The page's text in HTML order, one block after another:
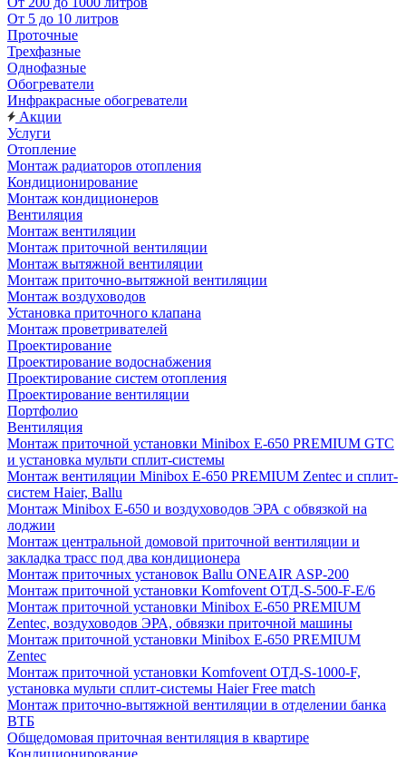
От 5 до 10 литров
Проточные
Трехфазные
Однофазные
Обогреватели
Инфракрасные обогреватели
Акции
Услуги
Отопление
Монтаж радиаторов отопления
Кондиционирование
Монтаж кондиционеров
Вентиляция
Монтаж вентиляции
Монтаж приточной вентиляции
Монтаж вытяжной вентиляции
Монтаж приточно-вытяжной вентиляции
Монтаж воздуховодов
Установка приточного клапана
Монтаж проветривателей
Проектирование
Проектирование водоснабжения
Проектирование систем отопления
Проектирование вентиляции
Портфолио
Вентиляция
Монтаж приточной установки Minibox E-650 PREMIUM GTC
и установка мульти сплит-системы
Монтаж вентиляции Minibox E-650 PREMIUM Zentec и сплит-
систем Haier, Ballu
Монтаж Minibox E-650 и воздуховодов ЭРА с обвязкой на
лоджии
Монтаж центральной домовой приточной вентиляции и
закладка трасс под два кондиционера
Монтаж приточных установок Ballu ONEAIR ASP-200
Монтаж приточной установки Komfovent ОТД-S-500-F-E/6
Монтаж приточной установки Minibox E-650 PREMIUM
Zentec, воздуховодов ЭРА, обвязки приточной машины
Монтаж приточной установки Minibox E-650 PREMIUM
Zentec
Монтаж приточной установки Komfovent ОТД-S-1000-F,
установка мульти сплит-системы Haier Free match
Монтаж приточно-вытяжной вентиляции в отделении банка
ВТБ
Общедомовая приточная вентиляция в квартире
Кондиционирование